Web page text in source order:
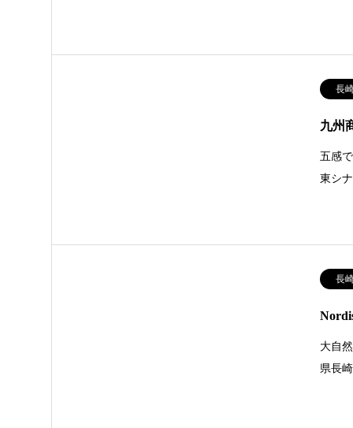
長
九州
五感
東シ
長
大自
県長